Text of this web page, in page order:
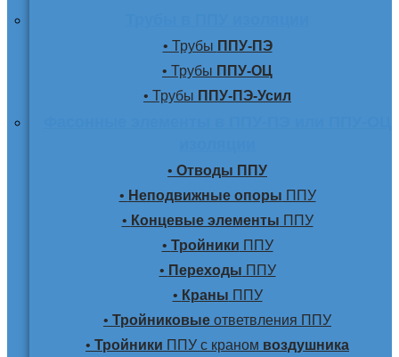
• Трубы ППУ-ПЭ
• Трубы ППУ-ОЦ
• Трубы ППУ-ПЭ-Усил
• Отводы ППУ
• Неподвижные опоры ППУ
• Концевые элементы ППУ
• Тройники ППУ
• Переходы ППУ
• Краны ППУ
• Тройниковые ответвления ППУ
• Тройники ППУ с краном воздушника